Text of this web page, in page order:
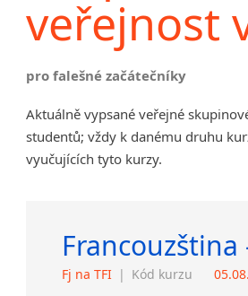
veřejnost
pro falešné začátečníky
Aktuálně vypsané veřejné
studentů; vždy k danému druhu
vyučujících tyto kurzy.
Fj na TFI | Kód kurzu